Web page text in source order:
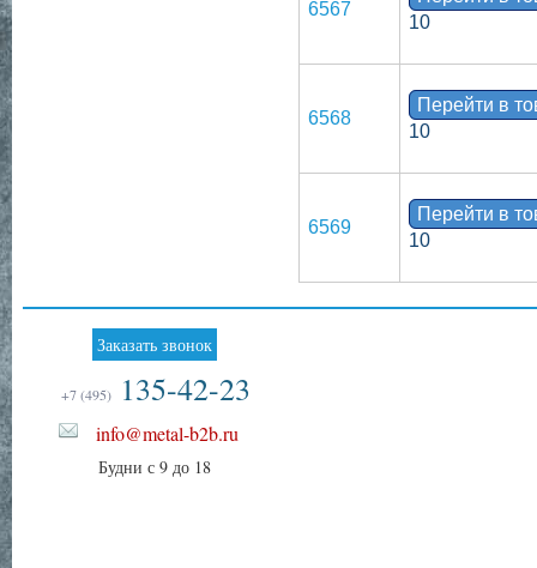
6567
10
6568
Перейти в
10
6569
Перейти в
10
Заказать звонок
+7 (495) 135-42-23
info@metal-b2b.ru
Будни с 9 до 18